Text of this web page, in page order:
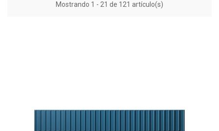
Mostrando 1 - 21 de 121 artículo(s)